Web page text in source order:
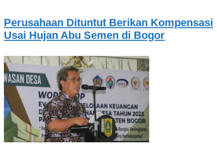
Perusahaan Dituntut Berikan Kompensasi
Usai Hujan Abu Semen di Bogor